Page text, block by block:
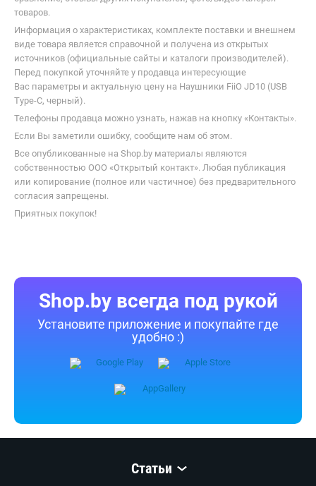
товаров.
Информация о характеристиках, комплекте поставки и внешнем
виде товара является справочной и получена из открытых
источников (официальные сайты и каталоги производителей).
Перед покупкой уточняйте у продавца интересующие
Вас параметры и актуальную цену на Наушники FiiO JD10 (USB
Type-C, черный).
Телефоны продавца можно узнать, нажав на кнопку «Контакты».
Если Вы заметили ошибку, сообщите нам об этом.
Все опубликованные на Shop.by материалы являются
собственностью ООО «Открытый контакт». Любая публикация
или копирование (полное или частичное) без предварительного
согласия запрещены.
Приятных покупок!
Shop.by всегда под рукой
Установите приложение и покупайте где
удобно :)
Статьи